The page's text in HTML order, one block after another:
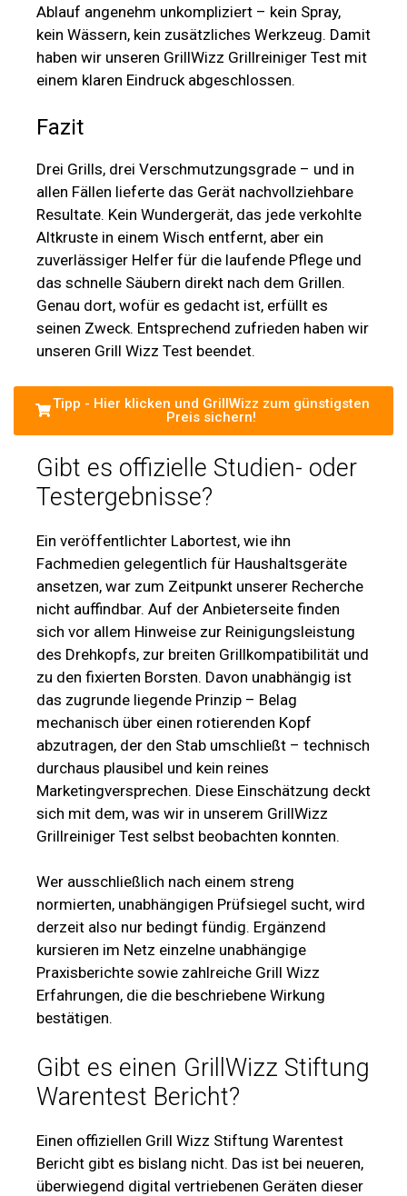
Ablauf angenehm unkompliziert – kein Spray,
kein Wässern, kein zusätzliches Werkzeug. Damit
haben wir unseren GrillWizz Grillreiniger Test mit
einem klaren Eindruck abgeschlossen.
Fazit
Drei Grills, drei Verschmutzungsgrade – und in
allen Fällen lieferte das Gerät nachvollziehbare
Resultate. Kein Wundergerät, das jede verkohlte
Altkruste in einem Wisch entfernt, aber ein
zuverlässiger Helfer für die laufende Pflege und
das schnelle Säubern direkt nach dem Grillen.
Genau dort, wofür es gedacht ist, erfüllt es
seinen Zweck. Entsprechend zufrieden haben wir
unseren Grill Wizz Test beendet.
Tipp - Hier klicken und GrillWizz zum günstigsten
Preis sichern!
Gibt es offizielle Studien- oder
Testergebnisse?
Ein veröffentlichter Labortest, wie ihn
Fachmedien gelegentlich für Haushaltsgeräte
ansetzen, war zum Zeitpunkt unserer Recherche
nicht auffindbar. Auf der Anbieterseite finden
sich vor allem Hinweise zur Reinigungsleistung
des Drehkopfs, zur breiten Grillkompatibilität und
zu den fixierten Borsten. Davon unabhängig ist
das zugrunde liegende Prinzip – Belag
mechanisch über einen rotierenden Kopf
abzutragen, der den Stab umschließt – technisch
durchaus plausibel und kein reines
Marketingversprechen. Diese Einschätzung deckt
sich mit dem, was wir in unserem GrillWizz
Grillreiniger Test selbst beobachten konnten.
Wer ausschließlich nach einem streng
normierten, unabhängigen Prüfsiegel sucht, wird
derzeit also nur bedingt fündig. Ergänzend
kursieren im Netz einzelne unabhängige
Praxisberichte sowie zahlreiche Grill Wizz
Erfahrungen, die die beschriebene Wirkung
bestätigen.
Gibt es einen GrillWizz Stiftung
Warentest Bericht?
Einen offiziellen Grill Wizz Stiftung Warentest
Bericht gibt es bislang nicht. Das ist bei neueren,
überwiegend digital vertriebenen Geräten dieser